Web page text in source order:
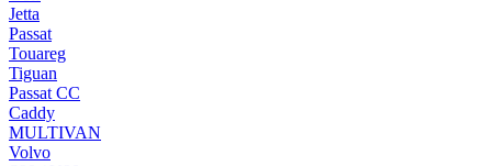
Jetta
Passat
Touareg
Tiguan
Passat CC
Caddy
MULTIVAN
Volvo